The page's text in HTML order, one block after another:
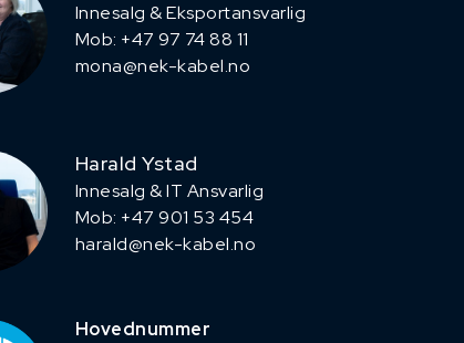
Innesalg & Eksportansvarlig
Mob: +47 97 74 88 11
mona@nek-kabel.no
Harald Ystad
Innesalg & IT Ansvarlig
Mob: +47 901 53 454
harald@nek-kabel.no
Hovednummer